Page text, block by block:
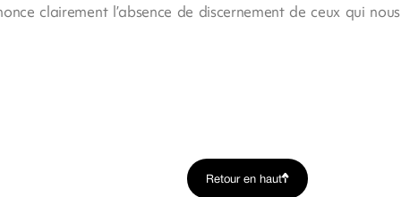
clairement l’absence de discernement de ceux qui nous
Retour en haut